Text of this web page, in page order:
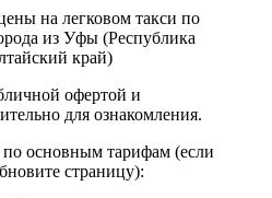
на легковом такси по
из Уфы (Республика
край)
офертой и
для ознакомления.
по основным тарифам (если
страницу):